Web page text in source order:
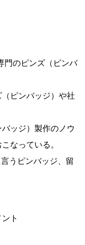
門のピンズ（ピンバ
ピンバッジ）や社
ッジ）製作のノウ
なっている。
うピンバッジ、留
ト